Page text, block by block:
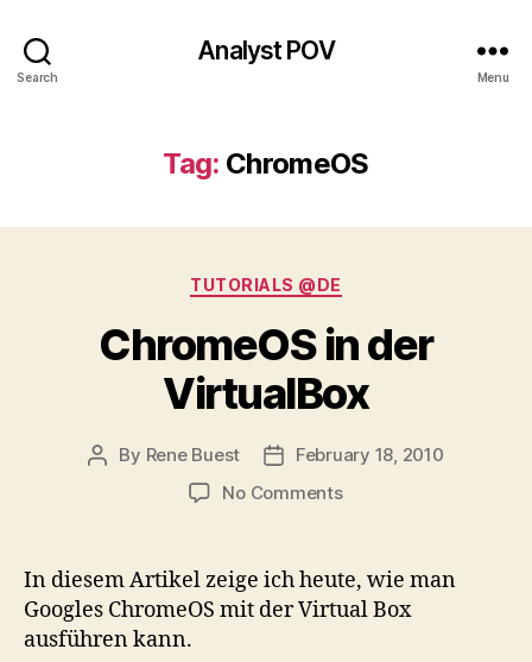
Search
Analyst POV
Menu
Tag: ChromeOS
Categories
TUTORIALS @DE
ChromeOS in der
VirtualBox
Post
By Rene Buest
PostFebruary 18, 2010
No Commentson
der
VirtualBox
In diesem Artikel zeige ich heute, wie man
Googles ChromeOS mit der Virtual Box
ausführen kann.